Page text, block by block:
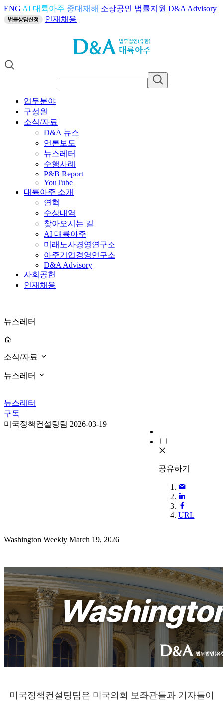
ENG AI 대륙아주 중대재해 소상공인 법률지원 D&A Advisory
인재채용
업무분야
구성원
소식/자료
D&A 뉴스
언론보도
뉴스레터
수행사례
P&B Report
YouTube
대륙아주 소개
연혁
수상내역
찾아오시는 길
AI 대륙아주
미래노사경영연구소
아주기업경영연구소
D&A Advisory
사회공헌
인재채용
뉴스레터
소식/자료
뉴스레터
뉴스레터
구독
미국정책컨설팅팀 2026-03-19
공유하기
URL
Washington Weekly March 19, 2026
미국정책컨설팅팀은 미국의회 보좌관들과 기자들이